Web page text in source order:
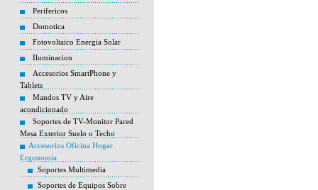
Perifericos
Domotica
Fotovoltaico Energia Solar
Iluminacion
Accesorios SmartPhone y
Tablets
Mandos TV y Aire
acondicionado
Soportes de TV-Monitor Pared
Mesa Exterior Suelo o Techo
Accesorios Oficina Hogar
Ergonomia
Soportes Multimedia
Soportes de Equipos Sobre